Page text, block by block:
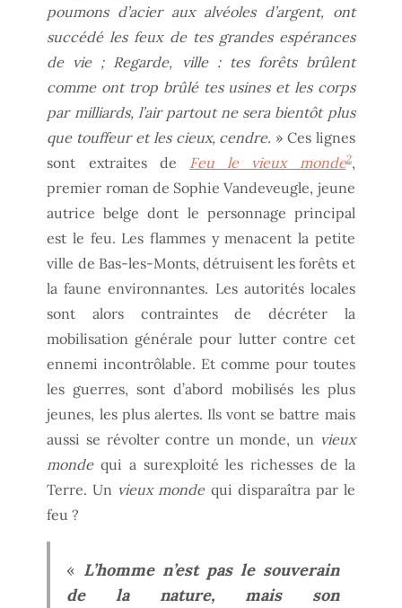
poumons d’acier aux alvéoles d’argent, ont
succédé les feux de tes grandes espérances
de vie ; Regarde, ville : tes forêts brûlent
comme ont trop brûlé tes usines et les corps
par milliards, l’air partout ne sera bientôt plus
que touffeur et les cieux, cendre. » Ces lignes
sont extraites de Feu le vieux monde2,
premier roman de Sophie Vandeveugle, jeune
autrice belge dont le personnage principal
est le feu. Les flammes y menacent la petite
ville de Bas-les-Monts, détruisent les forêts et
la faune environnantes. Les autorités locales
sont alors contraintes de décréter la
mobilisation générale pour lutter contre cet
ennemi incontrôlable. Et comme pour toutes
les guerres, sont d’abord mobilisés les plus
jeunes, les plus alertes. Ils vont se battre mais
aussi se révolter contre un monde, un vieux
mondequi a surexploité les richesses de la
Terre. Un vieux mondequi disparaîtra par le
feu ?
« L’homme n’est pas le souverain
de la nature, mais son